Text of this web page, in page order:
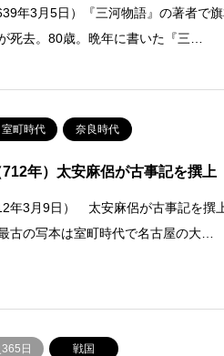
年3月5日）『三河物語』の著者で
死去。80歳。晩年に書いた『三…
町時代 奈良時代
年）太安麻侶が古事記を撰上
年3月9日） 太安麻侶が古事記を撰
古の写本は室町時代で名古屋の大…
日 戦国